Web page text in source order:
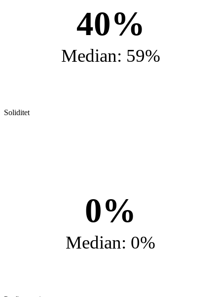
40%
Median: 59%
Soliditet
0%
Median: 0%